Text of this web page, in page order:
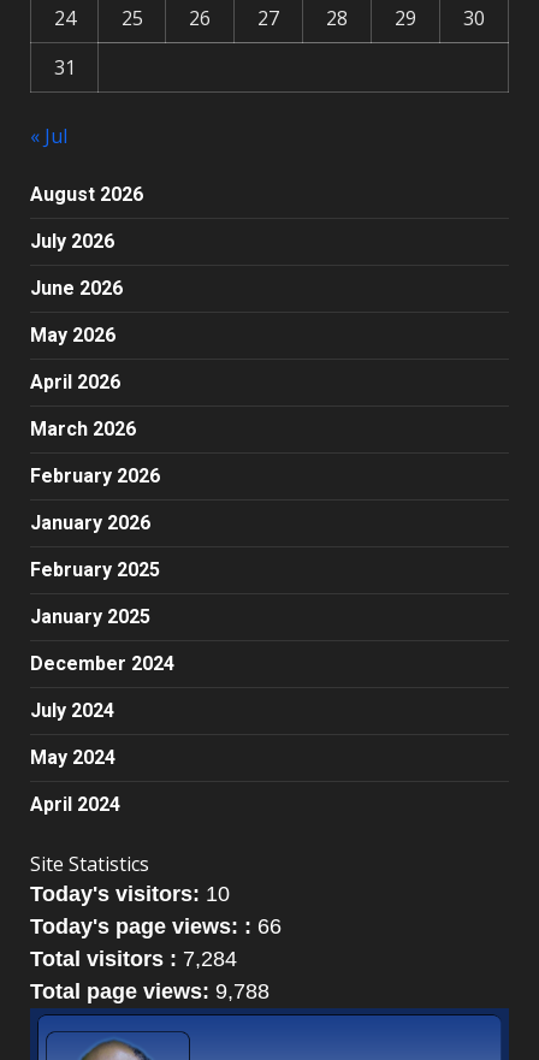
24
25 26 27 28 29
30
31
« Jul
August 2026
July 2026
June 2026
May 2026
April 2026
March 2026
February 2026
January 2026
February 2025
January 2025
December 2024
July 2024
May 2024
April 2024
Site Statistics
Today's visitors: 10
Today's page views: : 66
Total visitors : 7,284
Total page views: 9,788